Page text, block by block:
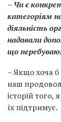
– Чи є
категоріям
діяльність
надавали
що
– Якщо хоча
наш
історій того,
їх підтримує.